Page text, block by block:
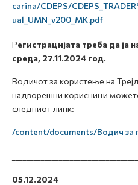
carina/CDEPS/
ual_UMN_v200_MK.pdf
Регистрацијата треба да ја
среда, 27.11.2024 год.
Водичот за користење на
надворешни корисници
следниот линк:
/content/documents/Водич за
05.12.2024